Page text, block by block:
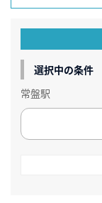
選択中の条件
常盤駅